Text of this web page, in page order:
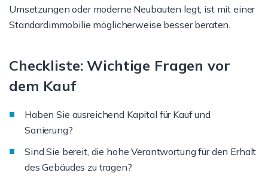
Umsetzungen oder moderne Neubauten legt, ist mit einer
Standardimmobilie möglicherweise besser beraten.
Checkliste: Wichtige Fragen vor
dem Kauf
Haben Sie ausreichend Kapital für Kauf und
Sanierung?
Sind Sie bereit, die hohe Verantwortung für den Erhalt
des Gebäudes zu tragen?